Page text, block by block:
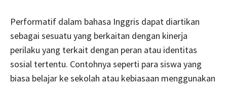
Performatif dalam bahasa Inggris dapat diartikan
sebagai sesuatu yang berkaitan dengan kinerja
perilaku yang terkait dengan peran atau identitas
sosial tertentu. Contohnya seperti para siswa yang
biasa belajar ke sekolah atau kebiasaan menggunakan